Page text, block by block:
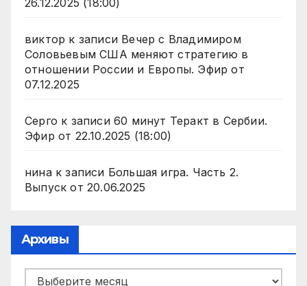
26.12.2025 (18:00)
виктор к записи Вечер с Владимиром
Соловьевым США меняют стратегию в
отношении России и Европы. Эфир от
07.12.2025
Серго к записи 60 минут Теракт в Сербии.
Эфир от 22.10.2025 (18:00)
нинак записи Большая игра. Часть 2.
Выпуск от 20.06.2025
Архивы
Архивы